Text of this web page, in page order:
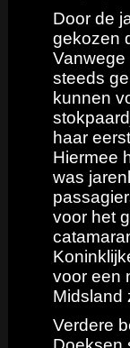
Door de
gekozen
steeds
kunnen
haar
Hiermee
was
voor het
voor een
Midsland
Verdere